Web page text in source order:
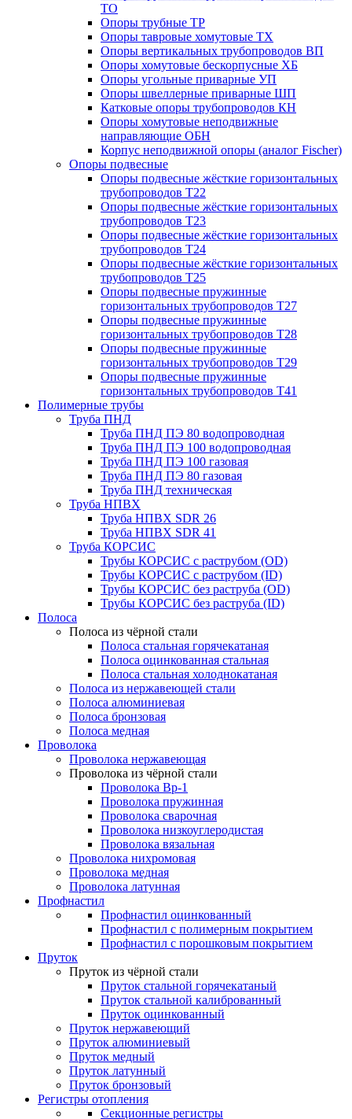
ТО
Опоры трубные ТР
Опоры тавровые хомутовые ТХ
Опоры вертикальных трубопроводов ВП
Опоры хомутовые бескорпусные ХБ
Опоры угольные приварные УП
Опоры швеллерные приварные ШП
Катковые опоры трубопроводов КН
Опоры хомутовые неподвижные
направляющие ОБН
Корпус неподвижной опоры (аналог Fischer)
Опоры подвесные
Опоры подвесные жёсткие горизонтальных
трубопроводов Т22
Опоры подвесные жёсткие горизонтальных
трубопроводов Т23
Опоры подвесные жёсткие горизонтальных
трубопроводов Т24
Опоры подвесные жёсткие горизонтальных
трубопроводов Т25
Опоры подвесные пружинные
горизонтальных трубопроводов Т27
Опоры подвесные пружинные
горизонтальных трубопроводов Т28
Опоры подвесные пружинные
горизонтальных трубопроводов Т29
Опоры подвесные пружинные
горизонтальных трубопроводов Т41
Полимерные трубы
Труба ПНД
Труба ПНД ПЭ 80 водопроводная
Труба ПНД ПЭ 100 водопроводная
Труба ПНД ПЭ 100 газовая
Труба ПНД ПЭ 80 газовая
Труба ПНД техническая
Труба НПВХ
Труба НПВХ SDR 26
Труба НПВХ SDR 41
Труба КОРСИС
Трубы КОРСИС с раструбом (OD)
Трубы КОРСИС с раструбом (ID)
Трубы КОРСИС без раструба (OD)
Трубы КОРСИС без раструба (ID)
Полоса
Полоса из чёрной стали
Полоса стальная горячекатаная
Полоса оцинкованная стальная
Полоса стальная холоднокатаная
Полоса из нержавеющей стали
Полоса алюминиевая
Полоса бронзовая
Полоса медная
Проволока
Проволока нержавеющая
Проволока из чёрной стали
Проволока Вр-1
Проволока пружинная
Проволока сварочная
Проволока низкоуглеродистая
Проволока вязальная
Проволока нихромовая
Проволока медная
Проволока латунная
Профнастил
Профнастил оцинкованный
Профнастил с полимерным покрытием
Профнастил с порошковым покрытием
Пруток
Пруток из чёрной стали
Пруток стальной горячекатаный
Пруток стальной калиброванный
Пруток оцинкованный
Пруток нержавеющий
Пруток алюминиевый
Пруток медный
Пруток латунный
Пруток бронзовый
Регистры отопления
Секционные регистры